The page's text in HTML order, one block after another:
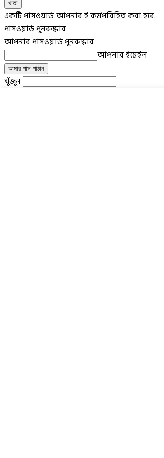
একটি পাসওয়ার্ড আপনার ই কর্মপরিহিত করা হবে.
পাসওয়ার্ড পুনরুদ্ধার
আপনার পাসওয়ার্ড পুনরুদ্ধার
আপনার ইমেইল
খুঁজুন